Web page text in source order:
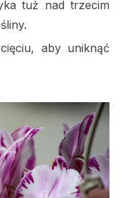
tuż nad trzecim
aby uniknąć